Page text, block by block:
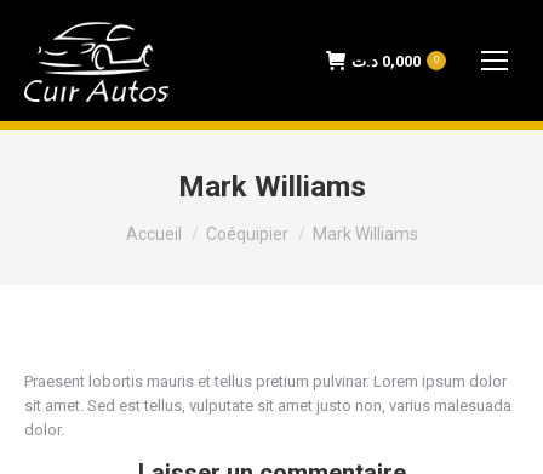
0,000 د.ت 0
Mark Williams
Accueil Coéquipier Mark Williams
Praesent lobortis mauris et tellus pretium pulvinar. Lorem ipsum dolor
sit amet. Sed est tellus, vulputate sit amet justo non, varius malesuada
dolor.